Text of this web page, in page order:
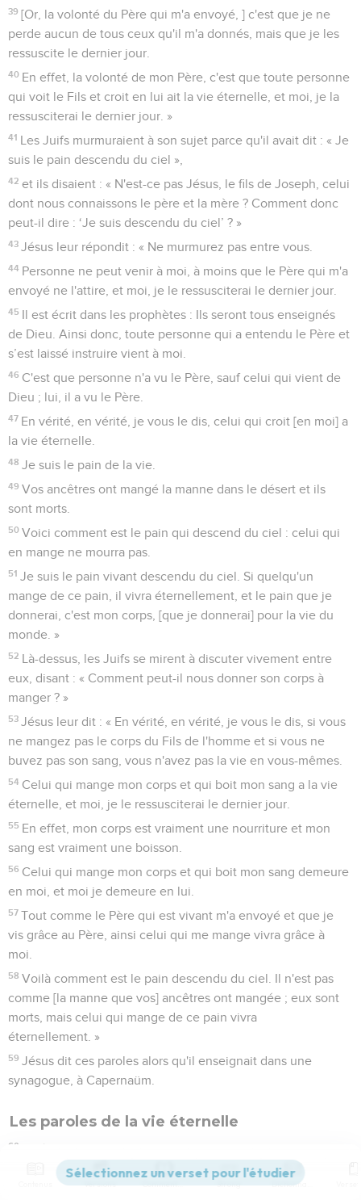
39 [Or, la volonté du Père qui m'a envoyé, ] c'est que je ne
perde aucun de tous ceux qu'il m'a donnés, mais que je les
ressuscite le dernier jour.
40 En effet, la volonté de mon Père, c'est que toute personne
qui voit le Fils et croit en lui ait la vie éternelle, et moi, je la
ressusciterai le dernier jour. »
41 Les Juifs murmuraient à son sujet parce qu'il avait dit : « Je
suis le pain descendu du ciel »,
42 et ils disaient : « N'est-ce pas Jésus, le fils de Joseph, celui
dont nous connaissons le père et la mère ? Comment donc
peut-il dire : ‘Je suis descendu du ciel’ ? »
43 Jésus leur répondit : « Ne murmurez pas entre vous.
44 Personne ne peut venir à moi, à moins que le Père qui m'a
envoyé ne l'attire, et moi, je le ressusciterai le dernier jour.
45 Il est écrit dans les prophètes : Ils seront tous enseignés
de Dieu. Ainsi donc, toute personne qui a entendu le Père et
s’est laissé instruire vient à moi.
46 C'est que personne n'a vu le Père, sauf celui qui vient de
Dieu ; lui, il a vu le Père.
47 En vérité, en vérité, je vous le dis, celui qui croit [en moi] a
la vie éternelle.
48 Je suis le pain de la vie.
49 Vos ancêtres ont mangé la manne dans le désert et ils
sont morts.
50 Voici comment est le pain qui descend du ciel : celui qui
en mange ne mourra pas.
51 Je suis le pain vivant descendu du ciel. Si quelqu'un
mange de ce pain, il vivra éternellement, et le pain que je
donnerai, c'est mon corps, [que je donnerai] pour la vie du
monde. »
52 Là-dessus, les Juifs se mirent à discuter vivement entre
eux, disant : « Comment peut-il nous donner son corps à
manger ? »
53 Jésus leur dit : « En vérité, en vérité, je vous le dis, si vous
ne mangez pas le corps du Fils de l'homme et si vous ne
buvez pas son sang, vous n'avez pas la vie en vous-mêmes.
54 Celui qui mange mon corps et qui boit mon sang a la vie
éternelle, et moi, je le ressusciterai le dernier jour.
55 En effet, mon corps est vraiment une nourriture et mon
sang est vraiment une boisson.
56 Celui qui mange mon corps et qui boit mon sang demeure
en moi, et moi je demeure en lui.
57 Tout comme le Père qui est vivant m'a envoyé et que je
vis grâce au Père, ainsi celui qui me mange vivra grâce à
moi.
58 Voilà comment est le pain descendu du ciel. Il n'est pas
comme [la manne que vos] ancêtres ont mangée ; eux sont
morts, mais celui qui mange de ce pain vivra
éternellement. »
59 Jésus dit ces paroles alors qu'il enseignait dans une
synagogue, à Capernaüm.
Les paroles de la vie éternelle
60
Après l'avoir entendu, beaucoup de ses disciples dirent :
« Cette parole est dure. Qui peut l'écouter ? »
Versions Commentaires Strong